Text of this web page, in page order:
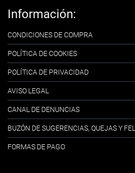
Información:
CONDICIONES DE COMPRA
POLÍTICA DE COOKIES
POLÍTICA DE PRIVACIDAD
AVISO LEGAL
CANAL DE DENUNCIAS
BUZÓN DE SUGERENCIAS, QUEJAS Y
FORMAS DE PAGO